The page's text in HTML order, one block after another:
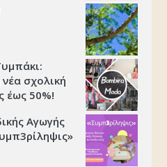
νέα σχολική
έως 50%!
Αγωγής